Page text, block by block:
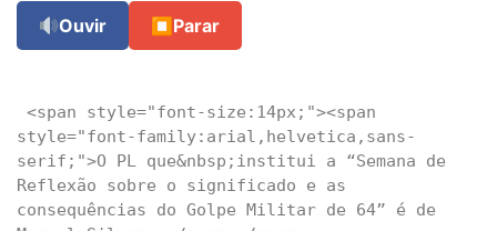
Ouvir ⏹ Parar
style="font-family:arial,helvetica,sans-
serif;">O PL que&nbsp;institui a “Semana de
Reflexão sobre o significado e as
consequências do Golpe Militar de 64” é de